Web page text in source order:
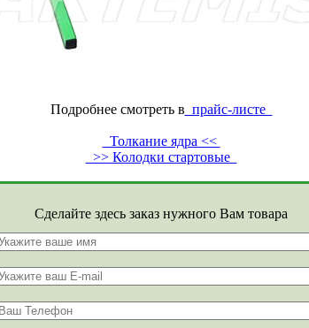
Подробнее смотреть в прайс-листе
Толкание ядра <<
>> Колодки стартовые
Сделайте здесь заказ нужного Вам товара